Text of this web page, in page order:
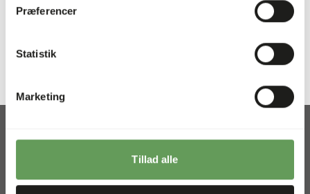
Præferencer
Statistik
Marketing
Tillad alle
Afhentning og levering